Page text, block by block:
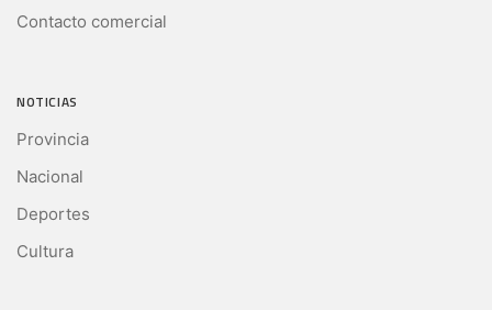
Contacto comercial
NOTICIAS
Provincia
Nacional
Deportes
Cultura